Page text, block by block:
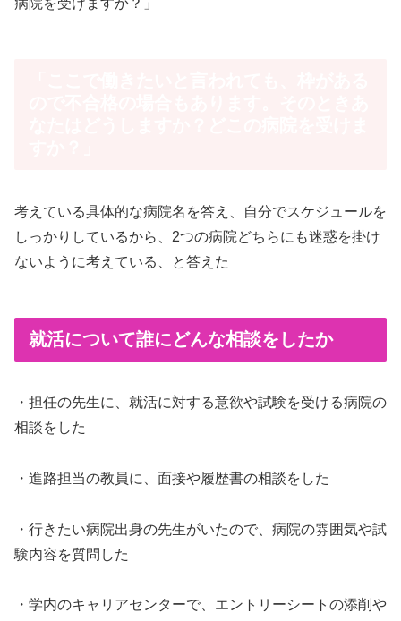
病院を受けますか？」
考えている具体的な病院名を答え、自分でスケジュールを
しっかりしているから、2つの病院どちらにも迷惑を掛け
ないように考えている、と答えた
就活について誰にどんな相談をしたか
・担任の先生に、就活に対する意欲や試験を受ける病院の
相談をした
・進路担当の教員に、面接や履歴書の相談をした
・行きたい病院出身の先生がいたので、病院の雰囲気や試
験内容を質問した
・学内のキャリアセンターで、エントリーシートの添削や